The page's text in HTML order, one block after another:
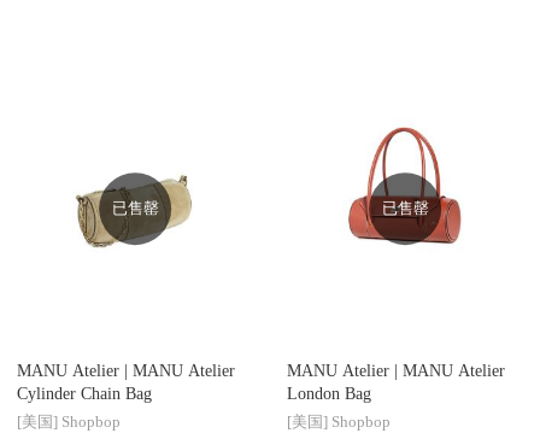
已售罄
MANU Atelier | MANU Atelier
Cylinder Chain Bag
[美国] Shopbop
已售罄
MANU Atelier | MANU Atelier
London Bag
[美国] Shopbop